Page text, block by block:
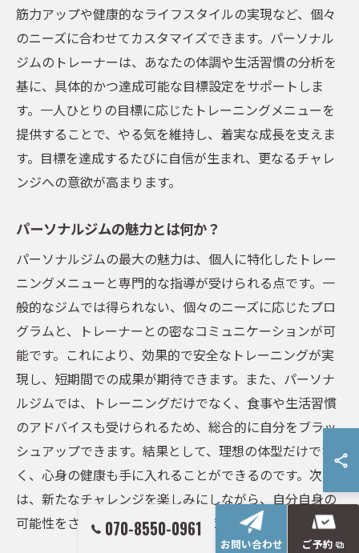
筋力アップや健康的なライフスタイルの実現など、個々
のニーズに合わせてカスタマイズできます。パーソナル
ジムのトレーナーは、あなたの体調や生活習慣の分析を
基に、具体的かつ達成可能な目標設定をサポートしま
す。一人ひとりの目標に応じたトレーニングメニューを
提供することで、やる気を維持し、着実な成長を支えま
す。目標を達成するたびに自信が生まれ、更なるチャレ
ンジへの意欲が高まります。
パーソナルジムの魅力とは何か？
パーソナルジムの最大の魅力は、個人に特化したトレー
ニングメニューと専門的な指導が受けられる点です。一
般的なジムでは得られない、個々のニーズに応じたプロ
グラムと、トレーナーとの密なコミュニケーションが可
能です。これにより、効果的で安全なトレーニングが実
現し、短期間での成果が期待できます。また、パーソナ
ルジムでは、トレーニングだけでなく、食事や生活習慣
のアドバイスも受けられるため、総合的に自分をブラッ
シュアップできます。結果として、理想の体型だけでな
く、心身の健康も手に入れることができるのです。次回
は、新たなチャレンジを楽しみにしながら、自分自身の
可能性をさらに広げていきましょう。
070-8550-0961
お問い合わせ ご予約